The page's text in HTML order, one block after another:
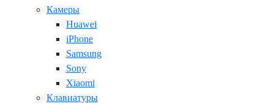
Камеры
Huawei
iPhone
Samsung
Sony
Xiaomi
Клавиатуры